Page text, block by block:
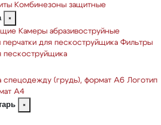
Комбинезоны защитные
×
Камеры абразивоструйные
для пескоструйщика Фильтры
спецодежду (грудь), формат А6 Логотип
А4
×